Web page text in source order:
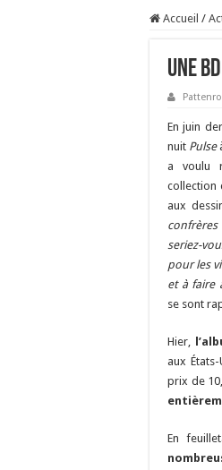
Accueil /
Une
En juin
nuit Pulse
a voulu
collection
aux
confrères
seriez-
pour les
et à faire
se sont
Hier,
aux
prix de
En